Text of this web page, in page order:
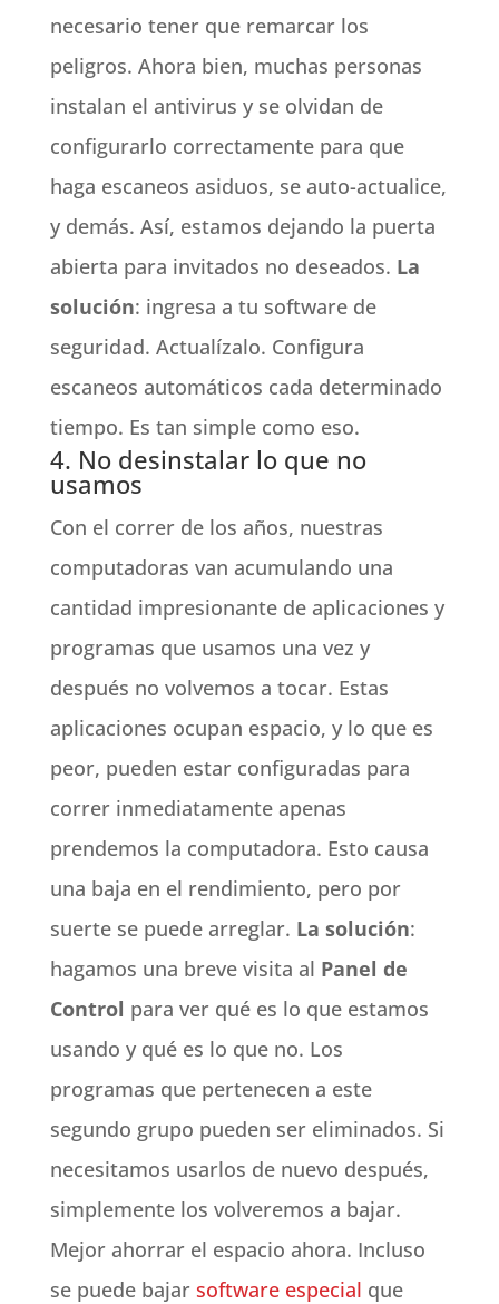
necesario tener que remarcar los
peligros. Ahora bien, muchas personas
instalan el antivirus y se olvidan de
configurarlo correctamente para que
haga escaneos asiduos, se auto-actualice,
y demás. Así, estamos dejando la puerta
abierta para invitados no deseados. La
solución: ingresa a tu software de
seguridad. Actualízalo. Configura
escaneos automáticos cada determinado
tiempo. Es tan simple como eso.
4. No desinstalar lo que no
usamos
Con el correr de los años, nuestras
computadoras van acumulando una
cantidad impresionante de aplicaciones y
programas que usamos una vez y
después no volvemos a tocar. Estas
aplicaciones ocupan espacio, y lo que es
peor, pueden estar configuradas para
correr inmediatamente apenas
prendemos la computadora. Esto causa
una baja en el rendimiento, pero por
suerte se puede arreglar. La solución:
hagamos una breve visita al Panel de
Control para ver qué es lo que estamos
usando y qué es lo que no. Los
programas que pertenecen a este
segundo grupo pueden ser eliminados. Si
necesitamos usarlos de nuevo después,
simplemente los volveremos a bajar.
Mejor ahorrar el espacio ahora. Incluso
se puede bajar software especial que